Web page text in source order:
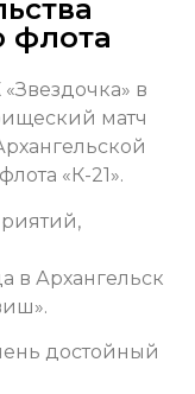
флота
в
матч
«К-21».
в Архангельск
достойный